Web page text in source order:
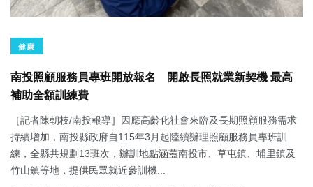
健康
南投照顧服務員專班開放報名 開啟長照就業新契機 最高
補助全額訓練費
［記者陳朝枝/南投報導］因應高齡化社會來臨及長期照顧服務需求
持續增加，南投縣政府自115年3月起陸續辦理照顧服務員專班訓
練，全縣共規劃13班次，辦訓地點涵蓋南投市、草屯鎮、埔里鎮及
竹山鎮等地，提供民眾就近參訓機...